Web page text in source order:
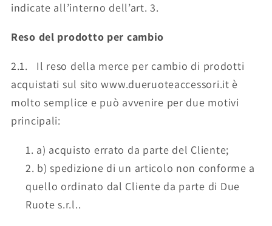
indicate all’interno dell’art. 3.
Reso del prodotto per cambio
2.1. Il reso della merce per cambio di prodotti
acquistati sul sito www.dueruoteaccessori.it è
molto semplice e può avvenire per due motivi
principali:
a) acquisto errato da parte del Cliente;
b) spedizione di un articolo non conforme a
quello ordinato dal Cliente da parte di Due
Ruote s.r.l..